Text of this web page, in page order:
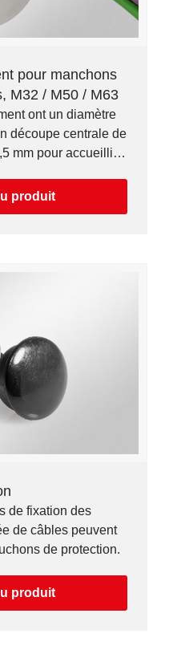
pour manchons
M32 / M50 / M63
ont un diamètre
découpe centrale de
mm pour accueillir
produit
de fixation des
de câbles peuvent
de protection.
produit